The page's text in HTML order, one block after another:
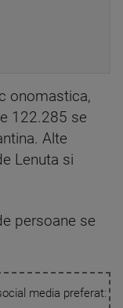
onomastica,
122.285 se
Alte
Lenuta si
persoane se
media preferat: